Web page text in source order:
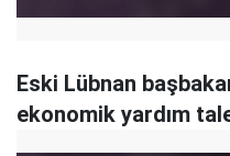
Eski Lübnan
ekonomik yardım